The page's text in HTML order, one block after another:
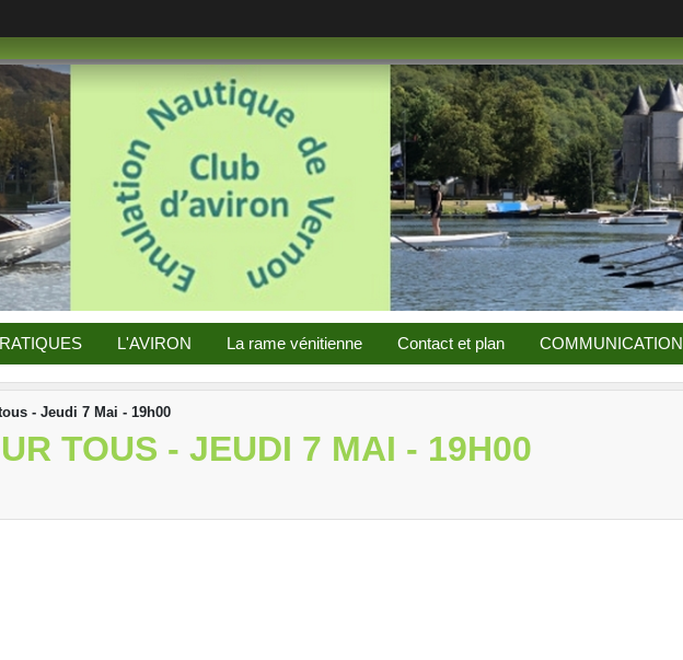
L'AVIRON La rame vénitienne Contact et plan COMMUNICATION
- Jeudi 7 Mai - 19h00
TOUS - JEUDI 7 MAI - 19H00